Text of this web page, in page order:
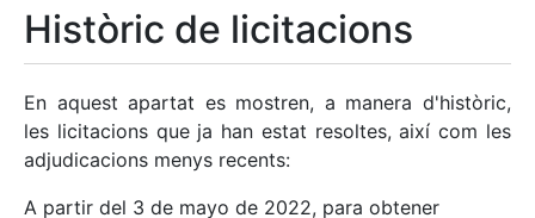
Mostra/Amaga
Històric de licitacions
En aquest apartat es mostren, a manera d'històric,
les licitacions que ja han estat resoltes, així com les
adjudicacions menys recents:
A partir del 3 de mayo de 2022, para obtener